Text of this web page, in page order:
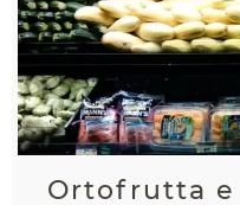
Ortofrutta e